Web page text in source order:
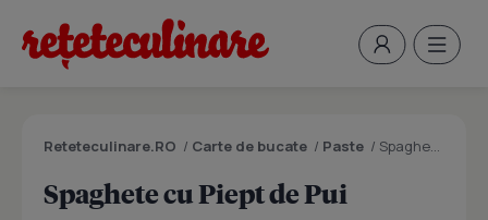
Reteteculinare.RO / Carte de bucate / Paste / Spaghete cu Piept de Pui
Spaghete cu Piept de Pui